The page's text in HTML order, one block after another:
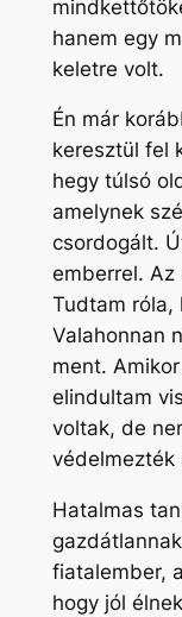
LINK
hanem egy
keletre volt.
Én már
keresztül fel
hegy túlsó
amelynek
csordogált.
emberrel. Az
Tudtam róla,
Valahonnan
ment.
elindultam
voltak, de
védelmezték
Hatalmas
fiatalember,
hogy jól